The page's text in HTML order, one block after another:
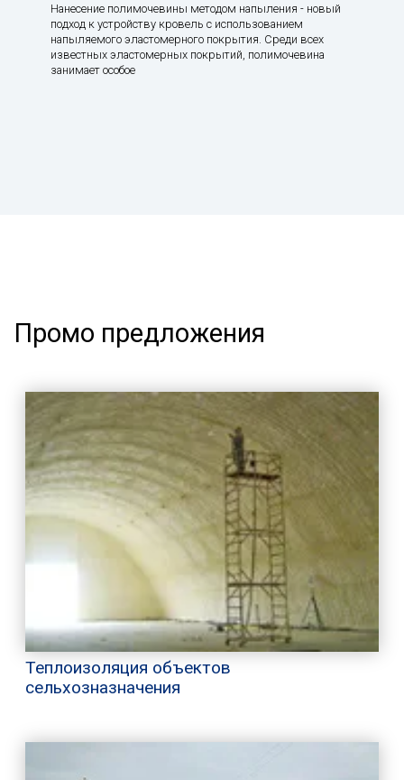
Нанесение полимочевины методом напыления - новый
подход к устройству кровель с использованием
напыляемого эластомерного покрытия. Среди всех
известных эластомерных покрытий, полимочевина
занимает особое
Промо предложения
Теплоизоляция объектов
сельхозназначения